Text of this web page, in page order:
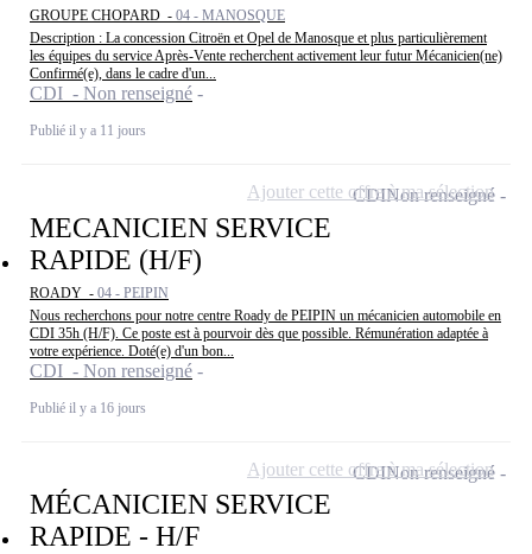
GROUPE CHOPARD - 04 - MANOSQUE
Description : La concession Citroën et Opel de Manosque et plus particulièrement
les équipes du service Après-Vente recherchent activement leur futur Mécanicien(ne)
Confirmé(e), dans le cadre d'un...
CDI - Non renseigné
Publié il y a 11 jours
MECANICIEN SERVICE
RAPIDE (H/F)
ROADY - 04 - PEIPIN
Nous recherchons pour notre centre Roady de PEIPIN un mécanicien automobile en
CDI 35h (H/F). Ce poste est à pourvoir dès que possible. Rémunération adaptée à
votre expérience. Doté(e) d'un bon...
CDI - Non renseigné
Publié il y a 16 jours
CDINon renseigné
Ajouter cette offre à ma sélection
MÉCANICIEN SERVICE
RAPIDE - H/F
CDINon renseigné
Ajouter cette offre à ma sélection